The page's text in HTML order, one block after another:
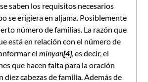
saben los requisitos necesarios
se erigiera en aljama. Posiblemente
número de familias. La razón que
está en relación con el número de
elminyan[4], es decir, el
que hacen falta para la oración
diez cabezas de familia. Además de